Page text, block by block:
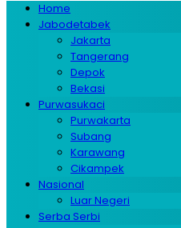
Home
Jabodetabek
Jakarta
Tangerang
Depok
Bekasi
Purwasukaci
Purwakarta
Subang
Karawang
Cikampek
Nasional
Luar Negeri
Serba Serbi